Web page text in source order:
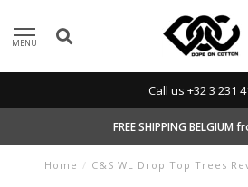
MENU
Call us +32 3 231
FREE SHIPPING BELGIUM
Home / C&S WL Drop Top Trees